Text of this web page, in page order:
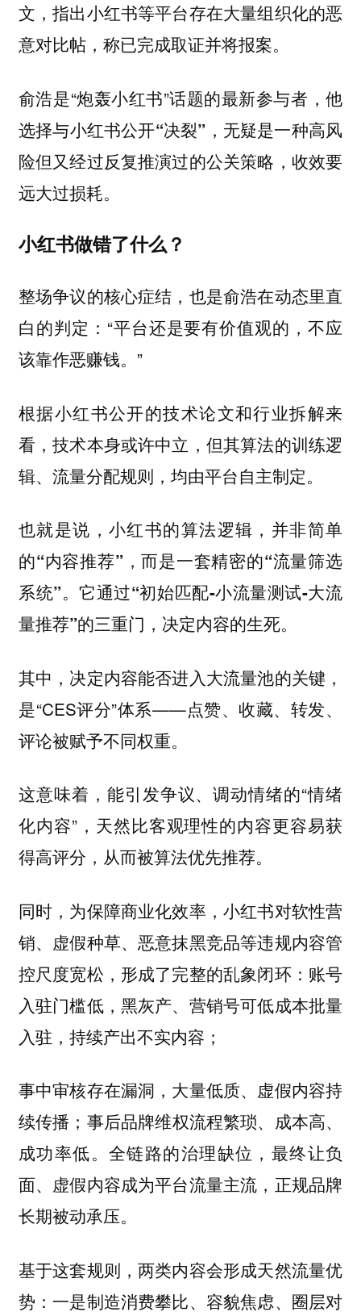
文，指出小红书等平台存在大量组织化的恶
意对比帖，称已完成取证并将报案。
俞浩是“炮轰小红书”话题的最新参与者，他
选择与小红书公开“决裂”，无疑是一种高风
险但又经过反复推演过的公关策略，收效要
远大过损耗。
小红书做错了什么？
整场争议的核心症结，也是俞浩在动态里直
白的判定：“平台还是要有价值观的，不应
该靠作恶赚钱。”
根据小红书公开的技术论文和行业拆解来
看，技术本身或许中立，但其算法的训练逻
辑、流量分配规则，均由平台自主制定。
也就是说，小红书的算法逻辑，并非简单
的“内容推荐”，而是一套精密的“流量筛选
系统”。它通过“初始匹配-小流量测试-大流
量推荐”的三重门，决定内容的生死。
其中，决定内容能否进入大流量池的关键，
是“CES评分”体系——点赞、收藏、转发、
评论被赋予不同权重。
这意味着，能引发争议、调动情绪的“情绪
化内容”，天然比客观理性的内容更容易获
得高评分，从而被算法优先推荐。
同时，为保障商业化效率，小红书对软性营
销、虚假种草、恶意抹黑竞品等违规内容管
控尺度宽松，形成了完整的乱象闭环：账号
入驻门槛低，黑灰产、营销号可低成本批量
入驻，持续产出不实内容；
事中审核存在漏洞，大量低质、虚假内容持
续传播；事后品牌维权流程繁琐、成本高、
成功率低。全链路的治理缺位，最终让负
面、虚假内容成为平台流量主流，正规品牌
长期被动承压。
基于这套规则，两类内容会形成天然流量优
势：一是制造消费攀比、容貌焦虑、圈层对